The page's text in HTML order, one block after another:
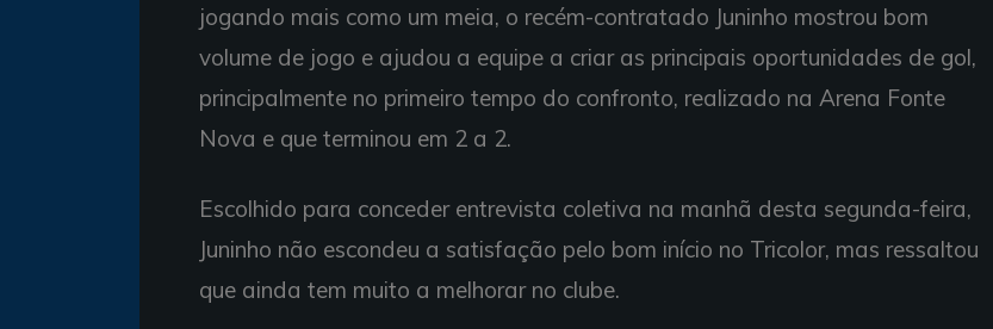
jogando mais como um meia, o recém-contratado Juninho mostrou bom
volume de jogo e ajudou a equipe a criar as principais oportunidades de gol,
principalmente no primeiro tempo do confronto, realizado na Arena Fonte
Nova e que terminou em 2 a 2.
Escolhido para conceder entrevista coletiva na manhã desta segunda-feira,
Juninho não escondeu a satisfação pelo bom início no Tricolor, mas ressaltou
que ainda tem muito a melhorar no clube.